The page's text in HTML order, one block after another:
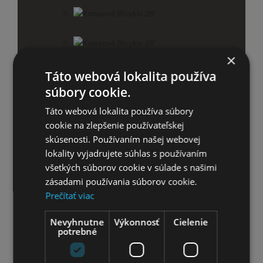
Krossový Bicykel 29"
Trekingové bicykle
Trekingové Bicykle 26''
Trekingové Bicykle 28''
Skladacie bicykle
Príslušenstvo pre bicykle
Košíky
Cyklistické sedačky a vozíky
×
Táto webová lokalita používa
súbory cookie.
Táto webová lokalita používa súbory
cookie na zlepšenie používateľskej
skúsenosti. Používaním našej webovej
lokality vyjadrujete súhlas s používaním
všetkých súborov cookie v súlade s našimi
zásadami používania súborov cookie.
Prečítať viac
Nevyhnutne
potrebné
Výkonnosť Cielenie